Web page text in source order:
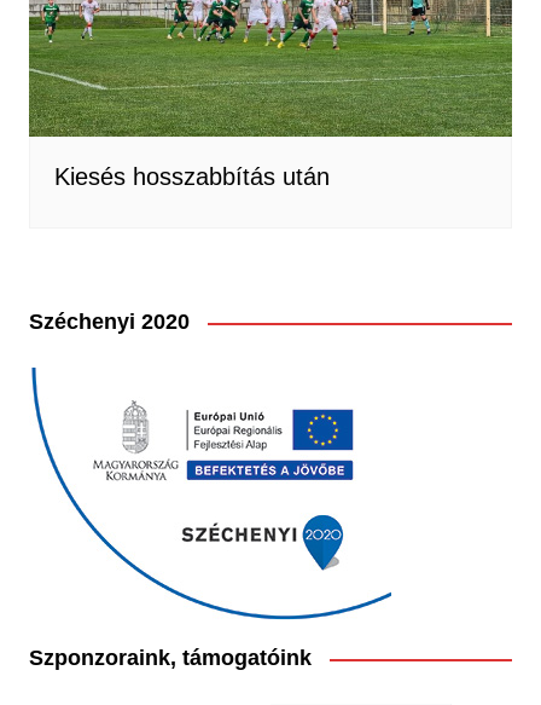
Kiesés hosszabbítás után
Széchenyi 2020
Szponzoraink, támogatóink